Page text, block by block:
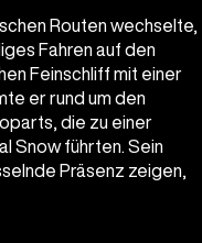
Routen wechselte,
Fahren auf den
Feinschliff mit einer
er rund um den
die zu einer
Snow führten. Sein
Präsenz zeigen,